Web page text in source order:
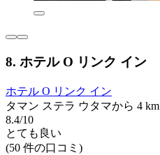
8. ホテル O リンク イン
ホテル O リンク イン
タマン ステラ ウタマから 4 km
8.4/10
とても良い
(50 件の口コミ)